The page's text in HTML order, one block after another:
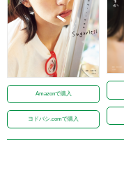
Amazonで購入
ヨドバシ.comで購入